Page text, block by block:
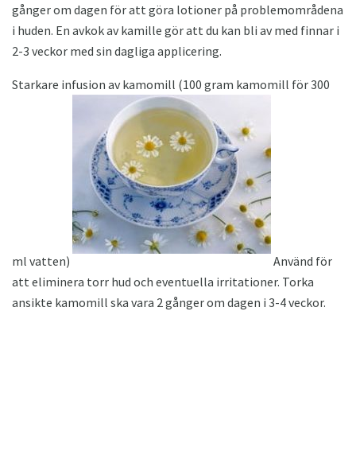
gånger om dagen för att göra lotioner på problemområdena
i huden. En avkok av kamille gör att du kan bli av med finnar i
2-3 veckor med sin dagliga applicering.
Starkare infusion av kamomill (100 gram kamomill för 300
ml vatten)
Använd för
att eliminera torr hud och eventuella irritationer. Torka
ansikte kamomill ska vara 2 gånger om dagen i 3-4 veckor.